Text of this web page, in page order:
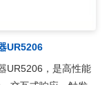
UR5206
UR5206，是高性能